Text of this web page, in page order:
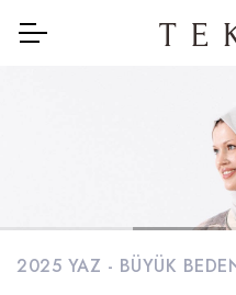
2025 YAZ - BÜYÜK